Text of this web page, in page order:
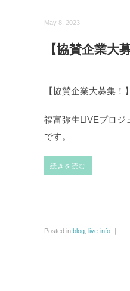
May 8, 2023
【協賛企業大
【協賛企業大募集！】
福富弥生LIVEプロジ
です。
続きを読む
Posted in blog live-info ｜